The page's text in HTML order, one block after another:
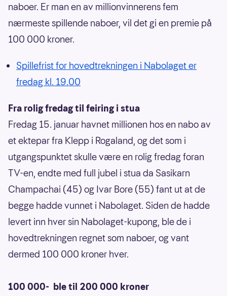
naboer. Er man en av millionvinnerens fem
nærmeste spillende naboer, vil det gi en premie på
100 000 kroner.
Spillefrist for hovedtrekningen i Nabolaget er
fredag kl. 19.00
Fra rolig fredag til feiring i stua
Fredag 15. januar havnet millionen hos en nabo av
et ektepar fra Klepp i Rogaland, og det som i
utgangspunktet skulle være en rolig fredag foran
TV-en, endte med full jubel i stua da Sasikarn
Champachai (45) og Ivar Bore (55) fant ut at de
begge hadde vunnet i Nabolaget. Siden de hadde
levert inn hver sin Nabolaget-kupong, ble de i
hovedtrekningen regnet som naboer, og vant
dermed 100 000 kroner hver.
100 000- ble til 200 000 kroner